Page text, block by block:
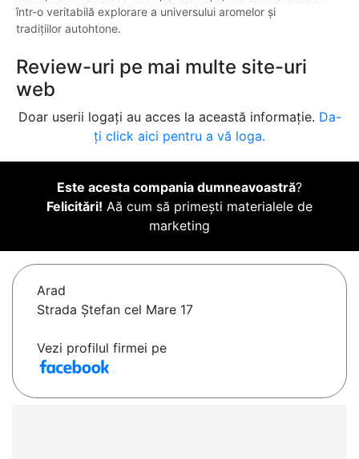
într-o veritabilă explorare a universului aromelor și
tradițiilor autohtone.
Review-uri pe mai multe site-uri
web
Doar userii logați au acces la această informație. Da-
ți click aici pentru a vă loga.
Este acesta compania dumneavoastră?
Felicitări! Aă cum să primești materialele de
marketing
Arad
Strada Ștefan cel Mare 17
Vezi profilul firmei pe